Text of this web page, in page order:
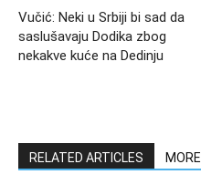
Vučić: Neki u Srbiji bi sad da
saslušavaju Dodika zbog
nekakve kuće na Dedinju
RELATED ARTICLES